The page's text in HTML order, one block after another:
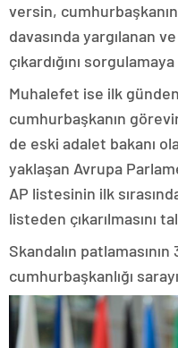
versin,
davasında yargılanan
çıkardığını
Muhalefet ise ilk
cumhurbaşkanın
de eski adalet bakanı
yaklaşan Avrupa
AP listesinin ilk
listeden çıkarılmasını
Skandalın
cumhurbaşkanlığı